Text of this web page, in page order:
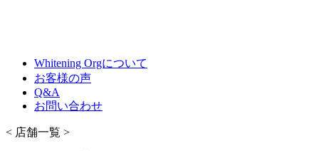
Whitening Orgについて
お客様の声
Q&A
お問い合わせ
< 店舗一覧 >